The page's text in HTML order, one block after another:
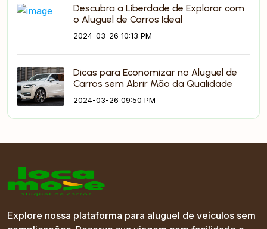
Descubra a Liberdade de Explorar com
o Aluguel de Carros Ideal
2024-03-26 10:13 PM
Dicas para Economizar no Aluguel de
Carros sem Abrir Mão da Qualidade
2024-03-26 09:50 PM
Explore nossa plataforma para aluguel de veículos sem